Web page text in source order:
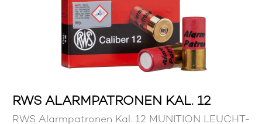
RWS ALARMPATRONEN KAL. 12
RWS Alarmpatronen Kal. 12 MUNITION LEUCHT-